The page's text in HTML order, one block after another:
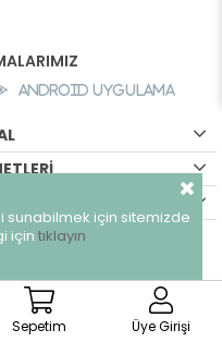
Android Uygulama
saklıdır.
Sepetim Üye Girişi
sunabilmek için sitemizde
için tıklayın